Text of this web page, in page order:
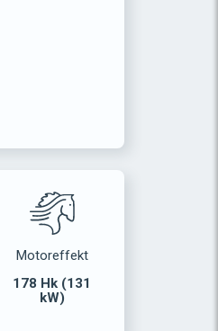
Motoreffekt
178 Hk (131
kW)